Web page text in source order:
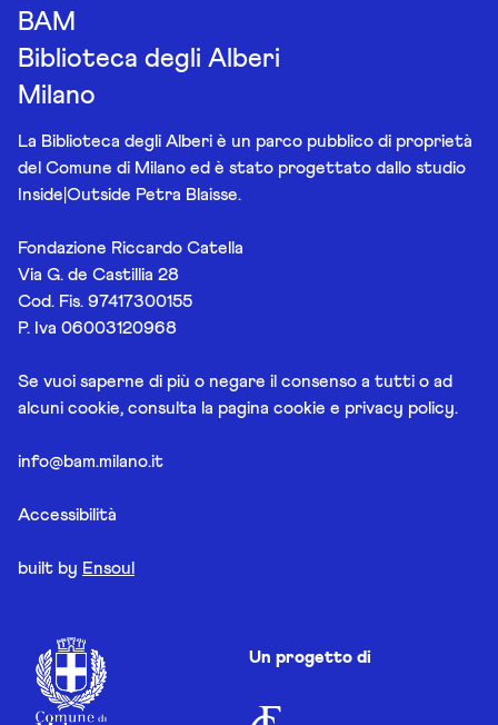
BAM
Biblioteca degli Alberi
Milano
La Biblioteca degli Alberi è un parco pubblico di proprietà
del Comune di Milano ed è stato progettato dallo studio
Inside|Outside Petra Blaisse.
Fondazione Riccardo Catella
Via G. de Castillia 28
Cod. Fis. 97417300155
P. Iva 06003120968
Se vuoi saperne di più o negare il consenso a tutti o ad
alcuni cookie, consulta la pagina cookie e privacy policy.
info@bam.milano.it
Accessibilità
built by Ensoul
Un progetto di